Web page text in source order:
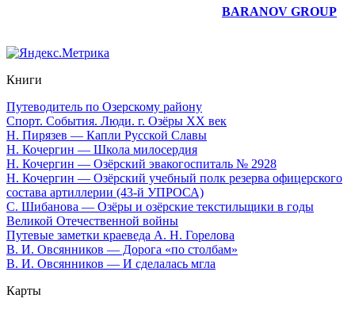
BARANOV GROUP
Книги
Путеводитель по Озерскому району
Спорт. События. Люди. г. Озёры XX век
Н. Пирязев — Капли Русской Славы
Н. Кочергин — Школа милосердия
Н. Кочергин — Озёрский эвакогоспиталь № 2928
Н. Кочергин — Озёрский учебный полк резерва офицерского
состава артиллерии (43-й УПРОСА)
С. Шибанова — Озёры и озёрские текстильщики в годы
Великой Отечественной войны
Путевые заметки краеведа А. Н. Горелова
В. И. Овсянников — Дорога «по столбам»
В. И. Овсянников — И сделалась мгла
Карты